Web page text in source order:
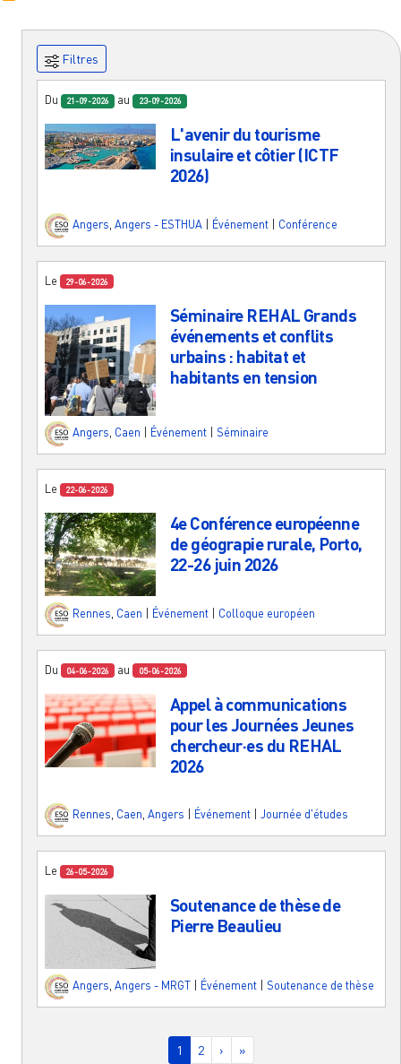
Filtres
Du 21-09-2026 au 23-09-2026
L'avenir du tourisme
insulaire et côtier (ICTF
2026)
Angers Angers - ESTHUA Événement Conférence
Le 29-06-2026
Séminaire REHAL Grands
événements et conflits
urbains : habitat et
habitants en tension
Angers, Caen Événement Séminaire
Le 22-06-2026
4e Conférence européenne
de géograpie rurale, Porto,
22-26 juin 2026
Rennes Caen Événement Colloque européen
Du 04-06-2026 au 05-06-2026
Appel à communications
pour les Journées Jeunes
chercheur·es du REHAL
2026
Rennes Caen Angers Événement Journée d'études
Le 26-05-2026
Soutenance de thèse de
Pierre Beaulieu
Angers Angers - MRGT Événement Soutenance de thèse
Page courante
1 Page
2 Page suivante
› Dernière page
»